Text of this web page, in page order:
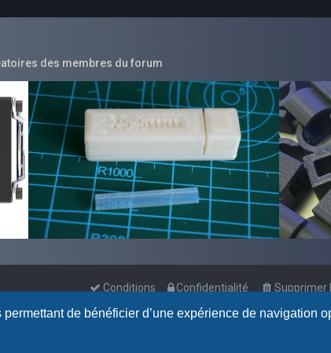
de bénéficier d’une expérience de navigation
des membres du forum
Supprimer
Confidentialité
Conditions